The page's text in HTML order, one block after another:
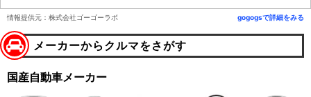
情報提供元：株式会社ゴーゴーラボ gogogsで詳細をみる
メーカーからクルマをさがす
国産自動車メーカー